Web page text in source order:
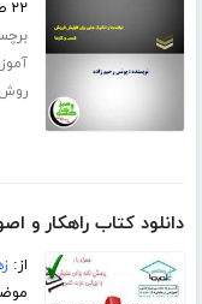
۲۲ صفحه
دانلود کتاب راهکار و
از: